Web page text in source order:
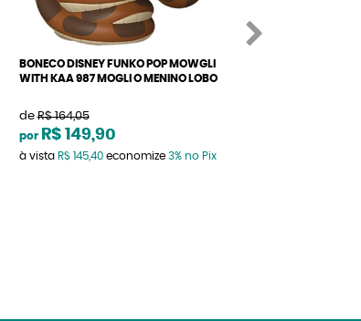
BONECO DISNEY FUNKO POP MOWGLI
WITH KAA 987 MOGLI O MENINO LOBO
de R$ 164,05
por R$ 149,90
à vista R$ 145,40economize 3% no Pix